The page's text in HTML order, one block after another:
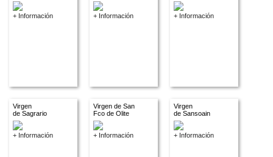
+ Información + Información + Información
Virgen
de Sagrario
+ Información
Virgen de San
Fco de Olite
+ Información
Virgen
de Sansoain
+ Información